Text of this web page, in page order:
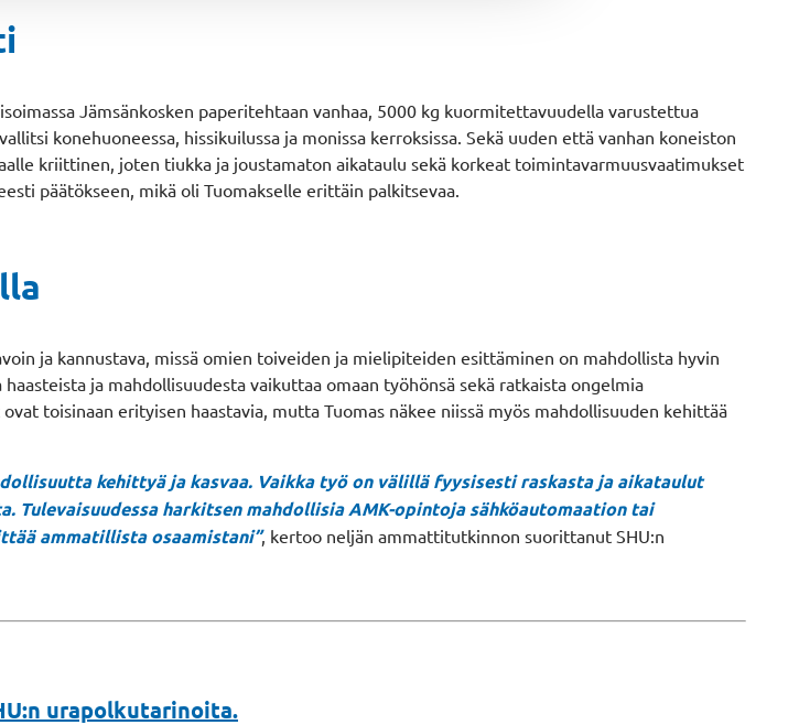
Jämsänkosken paperitehtaan vanhaa, 5000 kg kuormitettavuudella varustettua
konehuoneessa, hissikuilussa ja monissa kerroksissa. Sekä uuden että vanhan koneiston
kriittinen, joten tiukka ja joustamaton aikataulu sekä korkeat toimintavarmuusvaatimukset
päätökseen, mikä oli Tuomakselle erittäin palkitsevaa.
ja kannustava, missä omien toiveiden ja mielipiteiden esittäminen on mahdollista hyvin
ja mahdollisuudesta vaikuttaa omaan työhönsä sekä ratkaista ongelmia
toisinaan erityisen haastavia, mutta Tuomas näkee niissä myös mahdollisuuden kehittää
kehittyä ja kasvaa. Vaikka työ on välillä fyysisesti raskasta ja aikataulut
Tulevaisuudessa harkitsen mahdollisia AMK-opintoja sähköautomaation tai
ammatillista osaamistani”, kertoo neljän ammattitutkinnon suorittanut SHU:n
urapolkutarinoita.